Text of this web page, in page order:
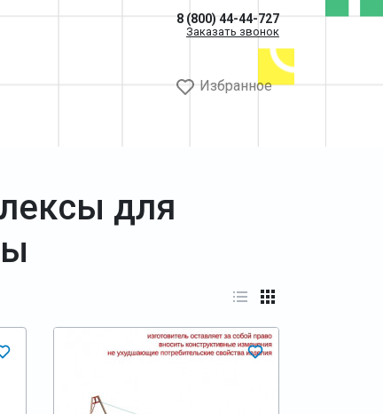
8 (800) 44-44-727
Заказать звонок
Избранное
для